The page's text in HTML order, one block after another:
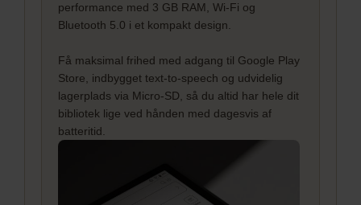
Funktionelle Statistiske
performance med 3 GB RAM, Wi-Fi og
Bluetooth 5.0 i et kompakt design.
Få maksimal frihed med adgang til Google Play
Store, indbygget text-to-speech og udvidelig
lagerplads via Micro-SD, så du altid har hele dit
bibliotek lige ved hånden med dagesvis af
batteritid.